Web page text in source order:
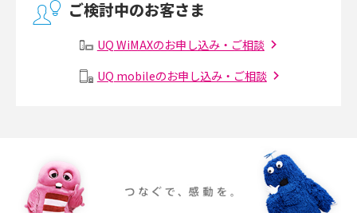
メッシュWi-Fiとは？仕組みやメリット・デメリット、中継機との違いを解
ポケット型Wi-Fiをレンタルするメリットとは？選び方や向いている方の特
徴も紹介
ご検討中のお客さま
UQ WiMAXのお申し込み・ご相談
UQ mobileのお申し込み・ご相談